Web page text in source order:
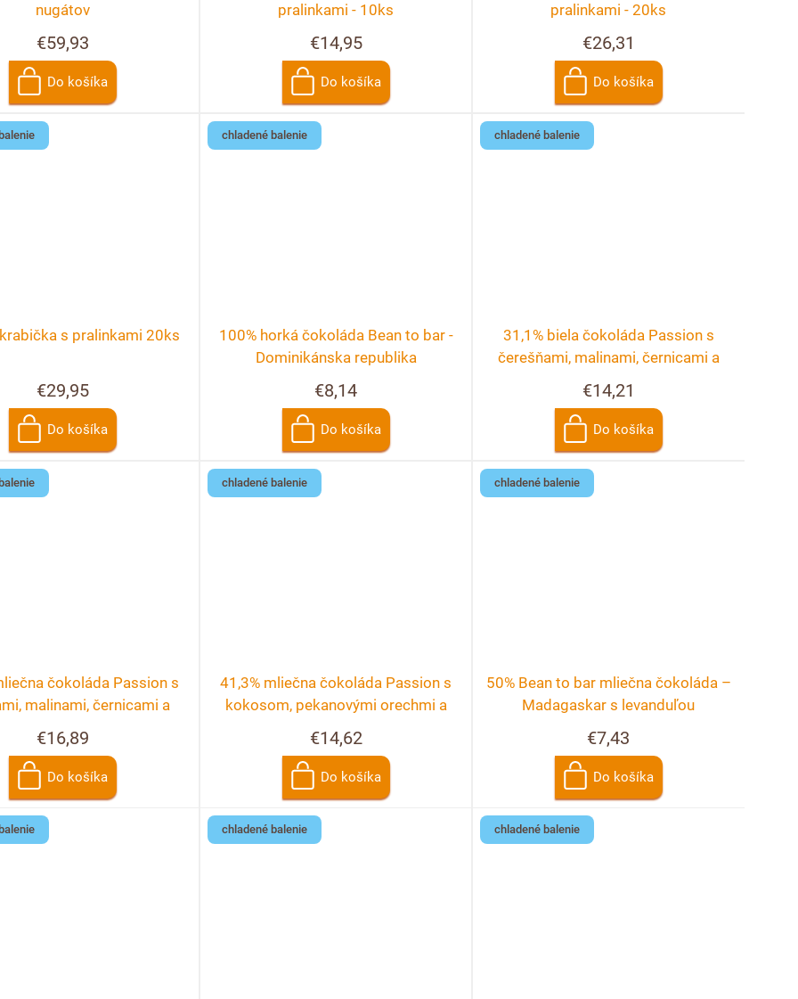
nugátov
€59,93
Do košíka
pralinkami - 10ks
€14,95
Do košíka
pralinkami - 20ks
€26,31
Do košíka
s pralinkami 20ks
€29,95
Do košíka
chladené balenie
100% horká čokoláda Bean to bar -
Dominikánska republika
€8,14
Do košíka
chladené balenie
31,1% biela čokoláda Passion s
čerešňami, malinami, černicami a
ružou
€14,21
Do košíka
čokoláda Passion s
malinami, černicami a
€16,89
Do košíka
chladené balenie
41,3% mliečna čokoláda Passion s
kokosom, pekanovými orechmi a
€14,62
Do košíka
chladené balenie
50% Bean to bar mliečna čokoláda –
Madagaskar s levanduľou
€7,43
Do košíka
chladené balenie chladené balenie